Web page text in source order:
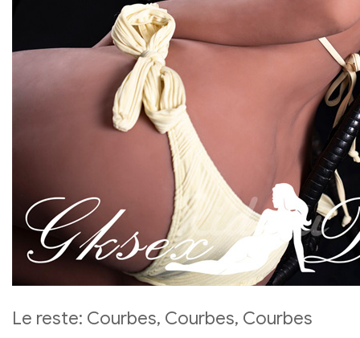
Le reste: Courbes, Courbes, Courbes